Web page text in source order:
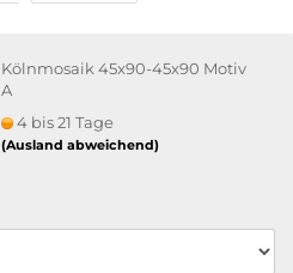
Kölnmosaik 45x90-45x90 Motiv
A
4 bis 21 Tage
(Ausland abweichend)